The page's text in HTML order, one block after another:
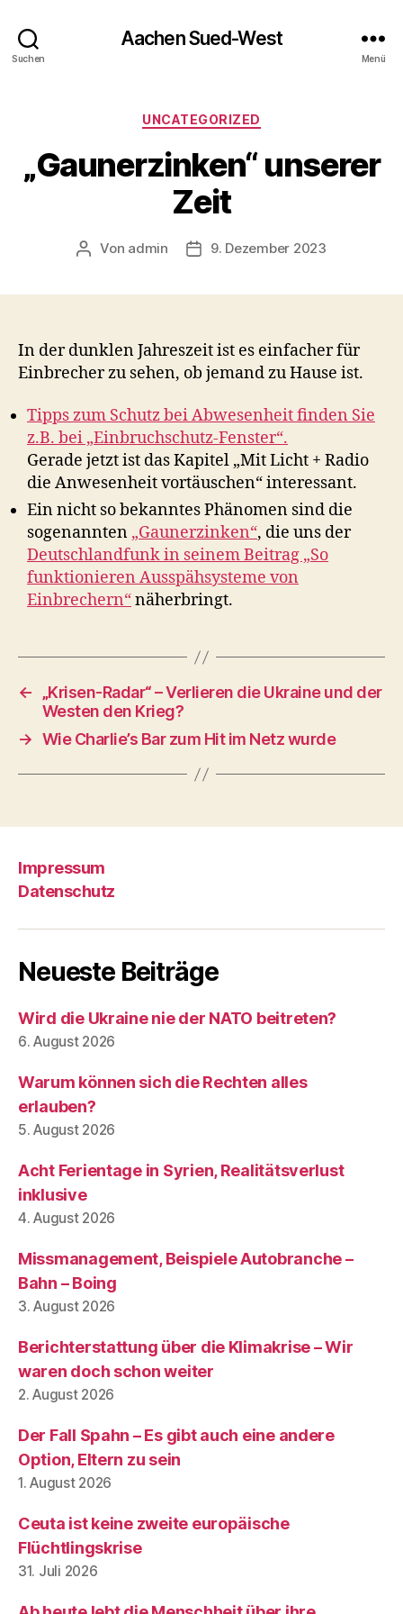
Suchen
Aachen Sued-West
Menü
Kategorien
UNCATEGORIZED
„Gaunerzinken“ unserer
Zeit
Beitragsautor
Von admin Veröffentlichungsdatum
9. Dezember 2023
In der dunklen Jahreszeit ist es einfacher für
Einbrecher zu sehen, ob jemand zu Hause ist.
Tipps zum Schutz bei Abwesenheit finden Sie
z.B. bei „Einbruchschutz-Fenster“.
Gerade jetzt ist das Kapitel „Mit Licht + Radio
die Anwesenheit vortäuschen“ interessant.
Ein nicht so bekanntes Phänomen sind die
sogenannten „Gaunerzinken“, die uns der
Deutschlandfunk in seinem Beitrag „So
funktionieren Ausspähsysteme von
Einbrechern“näherbringt.
←
„Krisen-Radar“ – Verlieren die Ukraine und der
Westen den Krieg?
→ Wie Charlie’s Bar zum Hit im Netz wurde
Impressum
Datenschutz
Neueste Beiträge
Wird die Ukraine nie der NATO beitreten?
6. August 2026
Warum können sich die Rechten alles
erlauben?
5. August 2026
Acht Ferientage in Syrien, Realitätsverlust
inklusive
4. August 2026
Missmanagement, Beispiele Autobranche –
Bahn – Boing
3. August 2026
Berichterstattung über die Klimakrise – Wir
waren doch schon weiter
2. August 2026
Der Fall Spahn – Es gibt auch eine andere
Option, Eltern zu sein
1. August 2026
Ceuta ist keine zweite europäische
Flüchtlingskrise
31. Juli 2026